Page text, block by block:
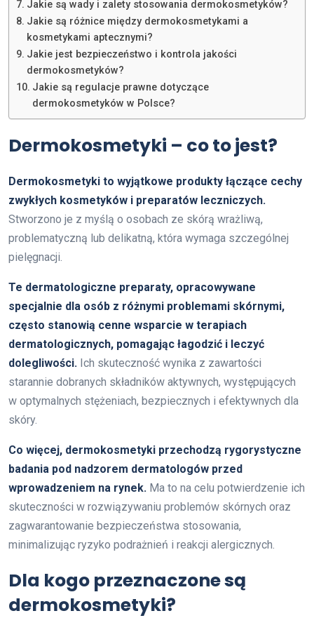
Jakie są wady i zalety stosowania dermokosmetyków?
Jakie są różnice między dermokosmetykami a
kosmetykami aptecznymi?
Jakie jest bezpieczeństwo i kontrola jakości
dermokosmetyków?
Jakie są regulacje prawne dotyczące
dermokosmetyków w Polsce?
Dermokosmetyki – co to jest?
Dermokosmetyki to wyjątkowe produkty łączące cechy
zwykłych kosmetyków i preparatów leczniczych.
Stworzono je z myślą o osobach ze skórą wrażliwą,
problematyczną lub delikatną, która wymaga szczególnej
pielęgnacji.
Te dermatologiczne preparaty, opracowywane
specjalnie dla osób z różnymi problemami skórnymi,
często stanowią cenne wsparcie w terapiach
dermatologicznych, pomagając łagodzić i leczyć
dolegliwości. Ich skuteczność wynika z zawartości
starannie dobranych składników aktywnych, występujących
w optymalnych stężeniach, bezpiecznych i efektywnych dla
skóry.
Co więcej, dermokosmetyki przechodzą rygorystyczne
badania pod nadzorem dermatologów przed
wprowadzeniem na rynek. Ma to na celu potwierdzenie ich
skuteczności w rozwiązywaniu problemów skórnych oraz
zagwarantowanie bezpieczeństwa stosowania,
minimalizując ryzyko podrażnień i reakcji alergicznych.
Dla kogo przeznaczone są
dermokosmetyki?